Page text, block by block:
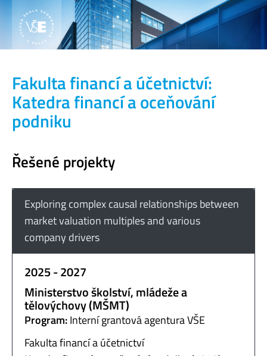
Fakulta financí a účetnictví:
Katedra financí a oceňování
podniku
Řešené projekty
Exploring complex causal relationships between
market valuation multiples and various
company drivers
2025 - 2027
Ministerstvo školství, mládeže a
tělovýchovy (MŠMT)
Program:Interní grantová agentura VŠE
Fakulta financí a účetnictví